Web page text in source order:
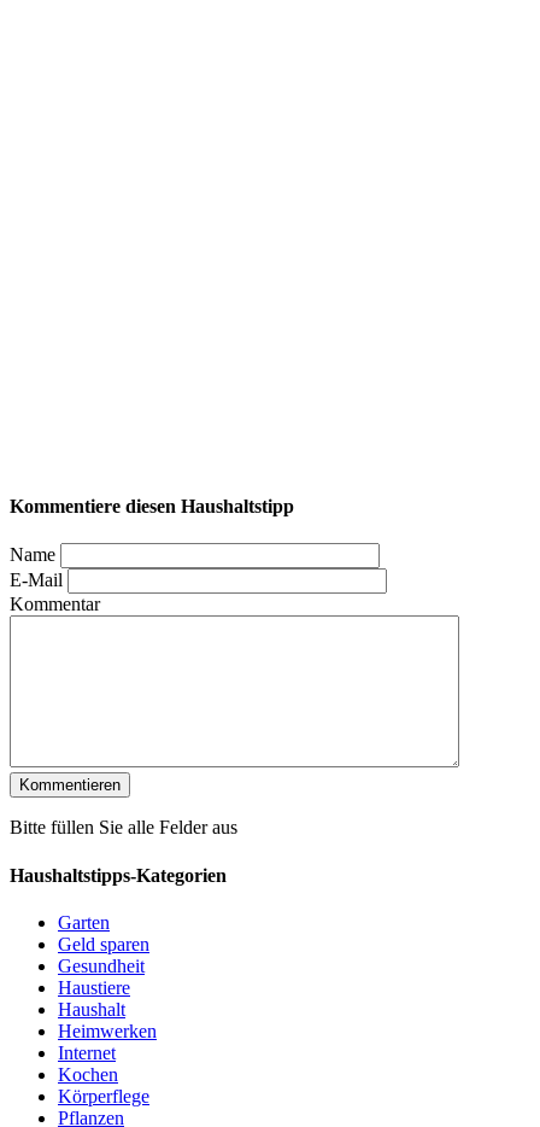
Kommentiere diesen Haushaltstipp
Name
E-Mail
Kommentar
Bitte füllen Sie alle Felder aus
Haushaltstipps-Kategorien
Garten
Geld sparen
Gesundheit
Haustiere
Haushalt
Heimwerken
Internet
Kochen
Körperflege
Pflanzen